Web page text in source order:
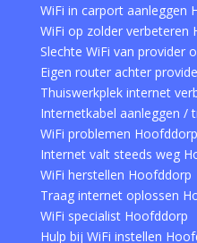
WiFi in carport aanleggen
WiFi op zolder verbeteren
Slechte WiFi van provider
Eigen router achter
Thuiswerkplek internet
Internetkabel aanleggen /
WiFi problemen Hoofddorp
Internet valt steeds weg
WiFi herstellen Hoofddorp
Traag internet oplossen
WiFi specialist Hoofddorp
Hulp bij WiFi instellen